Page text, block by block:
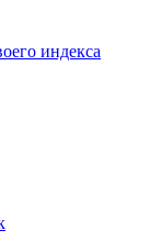
индекса